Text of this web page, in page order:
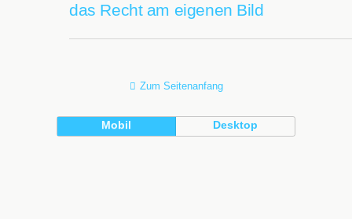
das Recht am eigenen Bild
Zum Seitenanfang
Mobil Desktop